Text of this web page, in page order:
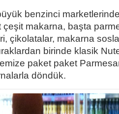
benzinci
çeşit makarna, başta
çikolatalar, makarna
birinde klasik
paket paket
döndük.